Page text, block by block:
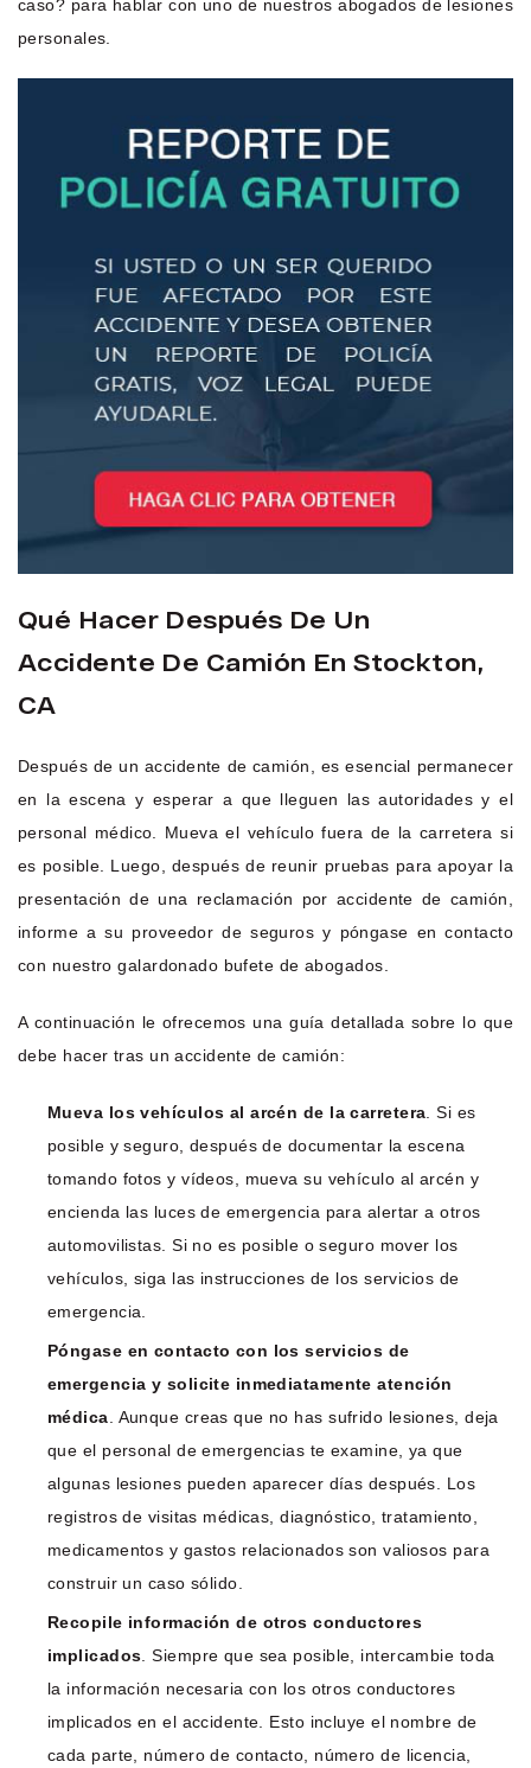
caso? para hablar con uno de nuestros abogados de lesiones
personales.
Qué Hacer Después De Un
Accidente De Camión En Stockton,
CA
Después de un accidente de camión, es esencial permanecer
en la escena y esperar a que lleguen las autoridades y el
personal médico. Mueva el vehículo fuera de la carretera si
es posible. Luego, después de reunir pruebas para apoyar la
presentación de una reclamación por accidente de camión,
informe a su proveedor de seguros y póngase en contacto
con nuestro galardonado bufete de abogados.
A continuación le ofrecemos una guía detallada sobre lo que
debe hacer tras un accidente de camión:
Mueva los vehículos al arcén de la carretera. Si es
posible y seguro, después de documentar la escena
tomando fotos y vídeos, mueva su vehículo al arcén y
encienda las luces de emergencia para alertar a otros
automovilistas. Si no es posible o seguro mover los
vehículos, siga las instrucciones de los servicios de
emergencia.
Póngase en contacto con los servicios de
emergencia y solicite inmediatamente atención
médica. Aunque creas que no has sufrido lesiones, deja
que el personal de emergencias te examine, ya que
algunas lesiones pueden aparecer días después. Los
registros de visitas médicas, diagnóstico, tratamiento,
medicamentos y gastos relacionados son valiosos para
construir un caso sólido.
Recopile información de otros conductores
implicados. Siempre que sea posible, intercambie toda
la información necesaria con los otros conductores
implicados en el accidente. Esto incluye el nombre de
cada parte, número de contacto, número de licencia,